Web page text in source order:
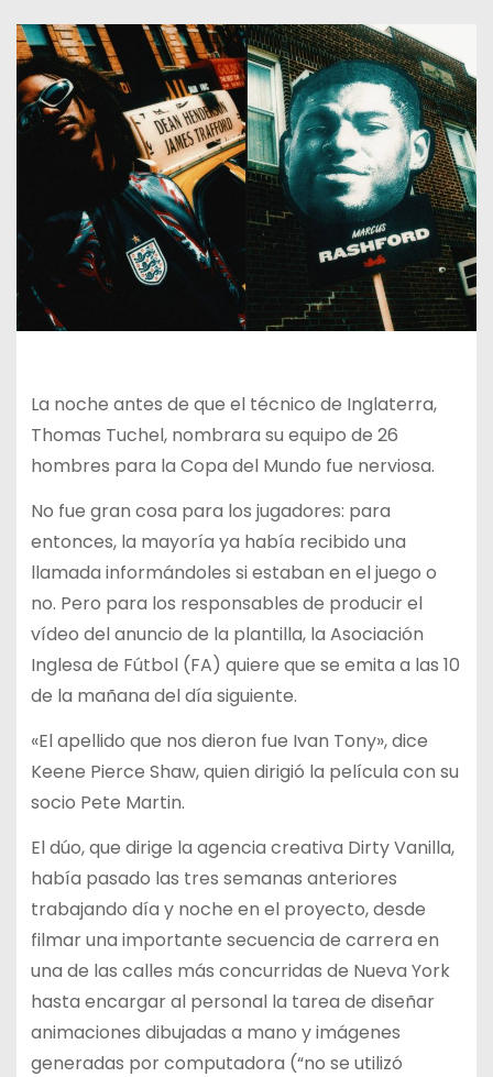
La noche antes de que el técnico de Inglaterra,
Thomas Tuchel, nombrara su equipo de 26
hombres para la Copa del Mundo fue nerviosa.
No fue gran cosa para los jugadores: para
entonces, la mayoría ya había recibido una
llamada informándoles si estaban en el juego o
no. Pero para los responsables de producir el
vídeo del anuncio de la plantilla, la Asociación
Inglesa de Fútbol (FA) quiere que se emita a las 10
de la mañana del día siguiente.
«El apellido que nos dieron fue Ivan Tony», dice
Keene Pierce Shaw, quien dirigió la película con su
socio Pete Martin.
El dúo, que dirige la agencia creativa Dirty Vanilla,
había pasado las tres semanas anteriores
trabajando día y noche en el proyecto, desde
filmar una importante secuencia de carrera en
una de las calles más concurridas de Nueva York
hasta encargar al personal la tarea de diseñar
animaciones dibujadas a mano y imágenes
generadas por computadora (“no se utilizó